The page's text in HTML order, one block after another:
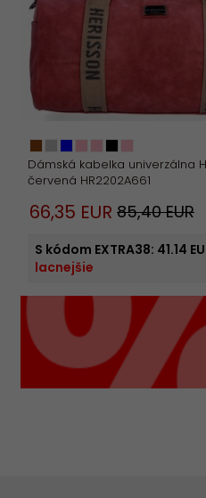
Dámská kabelka univerzálna
červená HR2202A661
66,35 EUR 85,40 EUR
S kódom EXTRA38: 41.14
lacnejšie